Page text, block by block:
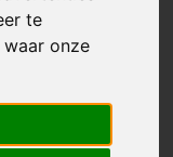
te
onze